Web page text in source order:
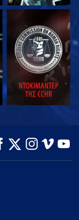
ΠΑΡΑΚΟΛΟΥΘΗΣΤΕ
ΕΞΕΡΕΥΝΗΣΤΕ ΤΗ
ΣΕΙΡΑ